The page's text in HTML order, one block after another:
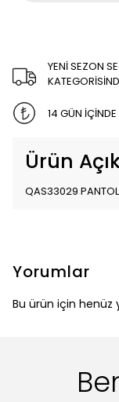
YENİ SEZON
14 GÜN
Ürün
QAS33029
Yorumlar
Bu ürün için henüz